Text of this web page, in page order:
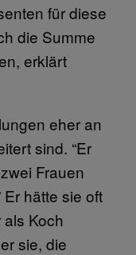
für diese
die Summe
erklärt
eher an
sind. “Er
Frauen
hätte sie oft
Koch
sie, die